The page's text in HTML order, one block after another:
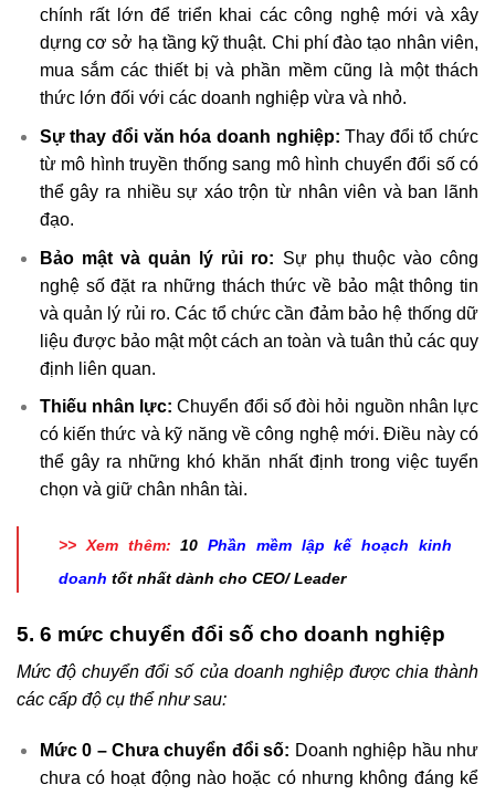
chính rất lớn để triển khai các công nghệ mới và xây
dựng cơ sở hạ tầng kỹ thuật. Chi phí đào tạo nhân viên,
mua sắm các thiết bị và phần mềm cũng là một thách
thức lớn đối với các doanh nghiệp vừa và nhỏ.
Sự thay đổi văn hóa doanh nghiệp: Thay đổi tổ chức
từ mô hình truyền thống sang mô hình chuyển đổi số có
thể gây ra nhiều sự xáo trộn từ nhân viên và ban lãnh
đạo.
Bảo mật và quản lý rủi ro: Sự phụ thuộc vào công
nghệ số đặt ra những thách thức về bảo mật thông tin
và quản lý rủi ro. Các tổ chức cần đảm bảo hệ thống dữ
liệu được bảo mật một cách an toàn và tuân thủ các quy
định liên quan.
Thiếu nhân lực: Chuyển đổi số đòi hỏi nguồn nhân lực
có kiến thức và kỹ năng về công nghệ mới. Điều này có
thể gây ra những khó khăn nhất định trong việc tuyển
chọn và giữ chân nhân tài.
>> Xem thêm:10Phần mềm lập kế hoạch kinh
doanh tốt nhất dành cho CEO/ Leader
5. 6 mức chuyển đổi số cho doanh nghiệp
Mức độ chuyển đổi số của doanh nghiệp được chia thành
các cấp độ cụ thể như sau:
Mức 0 – Chưa chuyển đổi số: Doanh nghiệp hầu như
chưa có hoạt động nào hoặc có nhưng không đáng kể